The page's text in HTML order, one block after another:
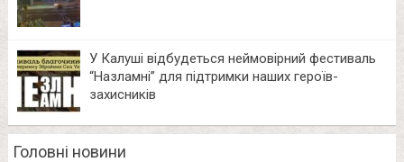
У Калуші відбудеться неймовірний фестиваль
“Назламні” для підтримки наших героїв-
захисників
Головні новини